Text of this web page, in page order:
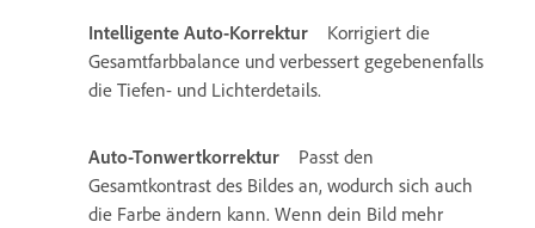
Intelligente Auto-Korrektur
Korrigiert die
Gesamtfarbbalance und verbessert gegebenenfalls
die Tiefen- und Lichterdetails.
Auto-Tonwertkorrektur
Passt den
Gesamtkontrast des Bildes an, wodurch sich auch
die Farbe ändern kann. Wenn dein Bild mehr